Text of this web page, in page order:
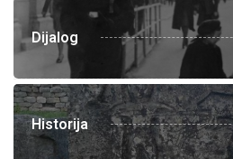
Dijalog
Historija